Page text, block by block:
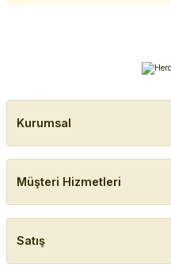
Kurumsal
Müşteri Hizmetleri
Satış